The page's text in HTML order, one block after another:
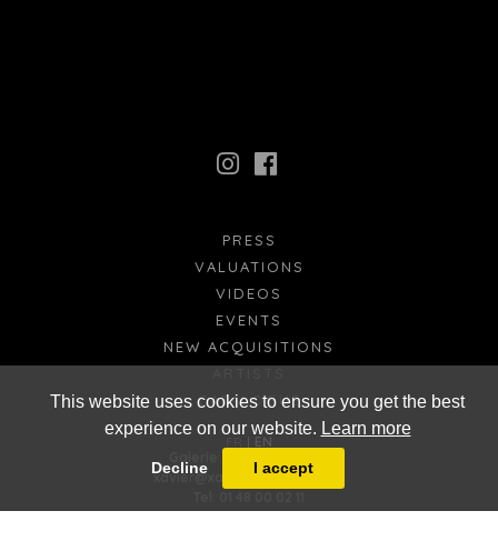
This website uses cookies to ensure you get the best
experience on our website. Learn more
Decline I accept
CATALOGUE
NEW ACQUISITIONS
EVENTS
VIDEOS
VALUATIONS
PRESS
EN
xavier@xaviereeckhout.com